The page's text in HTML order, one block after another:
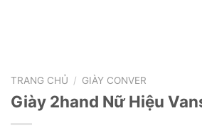
TRANG CHỦ / GIÀY CONVER
Giày 2hand Nữ Hiệu